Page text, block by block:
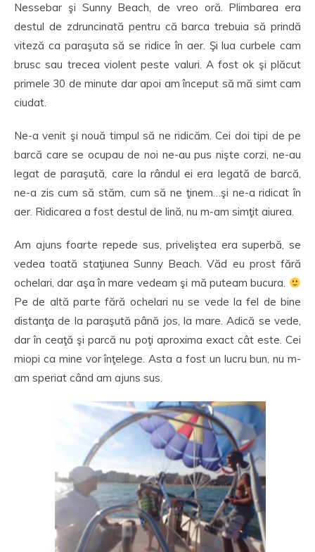
Nessebar şi Sunny Beach, de vreo oră. Plimbarea era
destul de zdruncinată pentru că barca trebuia să prindă
viteză ca paraşuta să se ridice în aer. Şi lua curbele cam
brusc sau trecea violent peste valuri. A fost ok şi plăcut
primele 30 de minute dar apoi am început să mă simt cam
ciudat.
Ne-a venit şi nouă timpul să ne ridicăm. Cei doi tipi de pe
barcă care se ocupau de noi ne-au pus nişte corzi, ne-au
legat de paraşută, care la rândul ei era legată de barcă,
ne-a zis cum să stăm, cum să ne ţinem…şi ne-a ridicat în
aer. Ridicarea a fost destul de lină, nu m-am simţit aiurea.
Am ajuns foarte repede sus, priveliştea era superbă, se
vedea toată staţiunea Sunny Beach. Văd eu prost fără
ochelari, dar aşa în mare vedeam şi mă puteam bucura.
Pe de altă parte fără ochelari nu se vede la fel de bine
distanţa de la paraşută până jos, la mare. Adică se vede,
dar în ceaţă şi parcă nu poţi aproxima exact cât este. Cei
miopi ca mine vor înţelege. Asta a fost un lucru bun, nu m-
am speriat când am ajuns sus.